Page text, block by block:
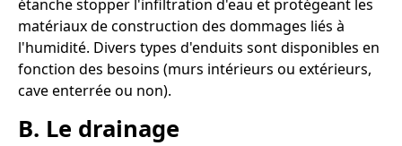
étanche stopper l'infiltration d'eau et protégeant les
matériaux de construction des dommages liés à
l'humidité. Divers types d'enduits sont disponibles en
fonction des besoins (murs intérieurs ou extérieurs,
cave enterrée ou non).
B. Le drainage